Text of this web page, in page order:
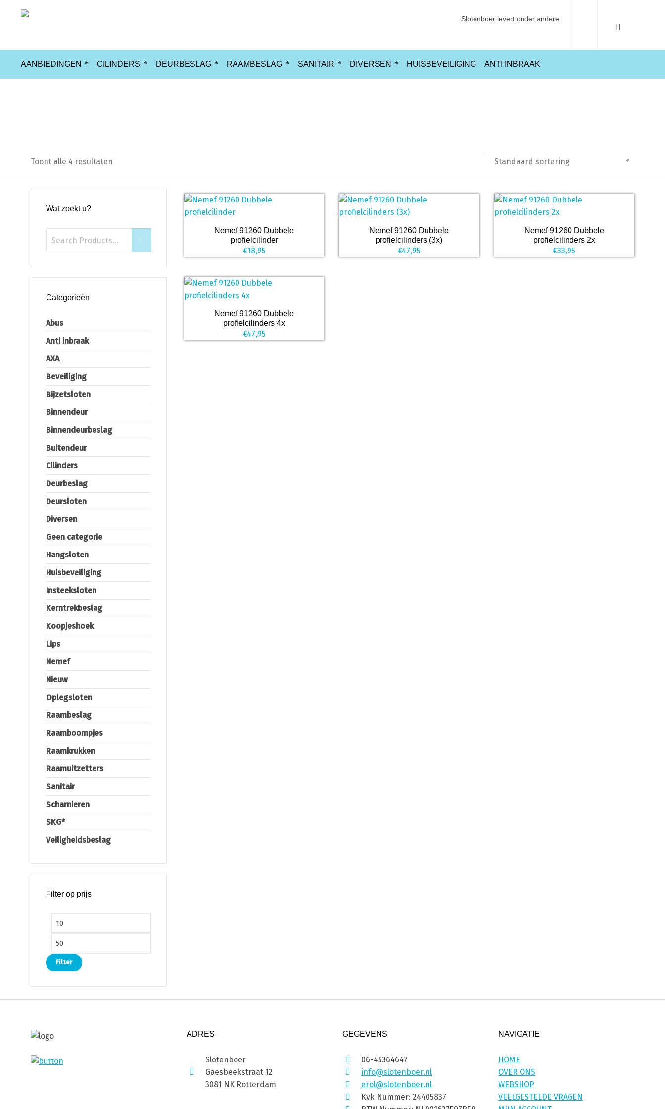
Slotenboer levert onder andere:
AANBIEDINGEN CILINDERS DEURBESLAG RAAMBESLAG SANITAIR DIVERSEN HUISBEVEILIGING ANTI INBRAAK
Toont alle 4 resultaten Standaard sortering
Nemef 91260 Dubbele
profielcilinder
€18,95
Nemef 91260 Dubbele
profielcilinders (3x)
€47,95
Nemef 91260 Dubbele
profielcilinders 2x
€33,95
Nemef 91260 Dubbele
profielcilinders 4x
€47,95
Wat zoekt u?
Categorieën
Abus
Anti inbraak
AXA
Beveiliging
Bijzetsloten
Binnendeur
Binnendeurbeslag
Buitendeur
Cilinders
Deurbeslag
Deursloten
Diversen
Geen categorie
Hangsloten
Huisbeveiliging
Insteeksloten
Kerntrekbeslag
Koopjeshoek
Lips
Nemef
Nieuw
Oplegsloten
Raambeslag
Raamboompjes
Raamkrukken
Raamuitzetters
Sanitair
Scharnieren
SKG*
Veiligheidsbeslag
Filter op prijs
Min. prijs
Filter
ADRES
Slotenboer
Gaesbeekstraat 12
3081 NK Rotterdam
GEGEVENS
06-45364647
info@slotenboer.nl
erol@slotenboer.nl
Kvk Nummer: 24405837
NAVIGATIE
HOME
OVER ONS
WEBSHOP
VEELGESTELDE VRAGEN